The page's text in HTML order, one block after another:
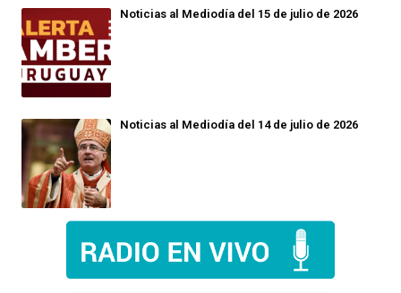
Noticias al Mediodía del 15 de julio de 2026
Noticias al Mediodía del 14 de julio de 2026